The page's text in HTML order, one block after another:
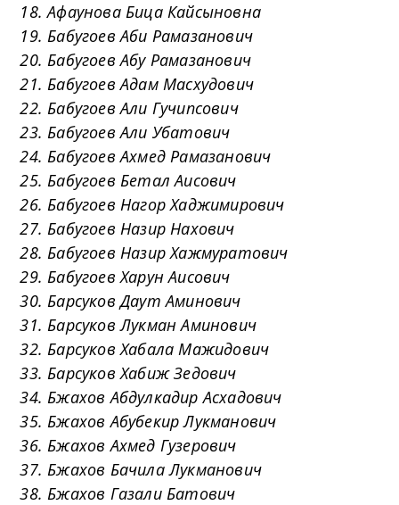
18. Афаунова Бица Кайсыновна
19. Бабугоев Аби Рамазанович
20. Бабугоев Абу Рамазанович
21. Бабугоев Адам Масхудович
22. Бабугоев Али Гучипсович
23. Бабугоев Али Убатович
24. Бабугоев Ахмед Рамазанович
25. Бабугоев Бетал Аисович
26. Бабугоев Нагор Хаджимирович
27. Бабугоев Назир Нахович
28. Бабугоев Назир Хажмуратович
29. Бабугоев Харун Аисович
30. Барсуков Даут Аминович
31. Барсуков Лукман Аминович
32. Барсуков Хабала Мажидович
33. Барсуков Хабиж Зедович
34. Бжахов Абдулкадир Асхадович
35. Бжахов Абубекир Лукманович
36. Бжахов Ахмед Гузерович
37. Бжахов Бачила Лукманович
38. Бжахов Газали Батович